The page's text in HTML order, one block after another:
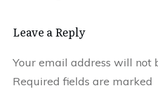
Leave a Reply
Your email address will not
Required fields are marked